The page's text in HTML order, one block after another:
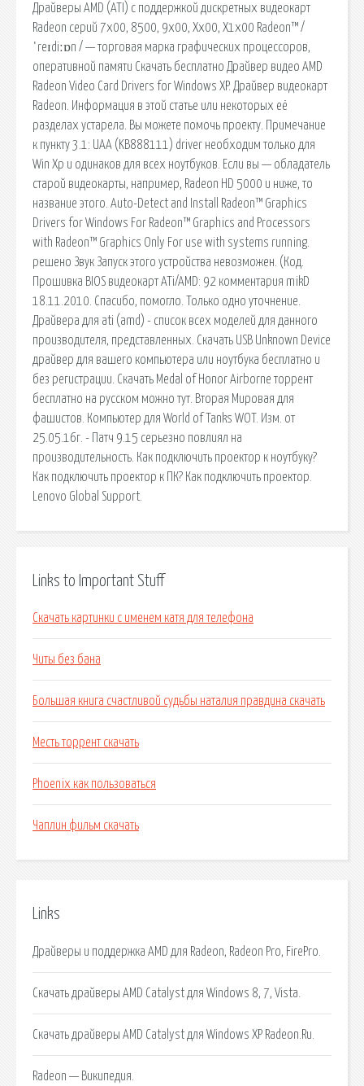
Драйверы AMD (ATI) с поддержкой дискретных видеокарт
Radeon серий 7x00, 8500, 9x00, Xx00, X1x00 Radeon™ /
ˈreɪdiːɒn / — торговая марка графических процессоров,
оперативной памяти Скачать бесплатно Драйвер видео AMD
Radeon Video Card Drivers for Windows XP. Драйвер видеокарт
Radeon. Информация в этой статье или некоторых её
разделах устарела. Вы можете помочь проекту. Примечание
к пункту 3.1: UAA (KB888111) driver необходим только для
Win Xp и одинаков для всех ноутбуков. Если вы — обладатель
старой видеокарты, например, Radeon HD 5000 и ниже, то
название этого. Auto-Detect and Install Radeon™ Graphics
Drivers for Windows For Radeon™ Graphics and Processors
with Radeon™ Graphics Only For use with systems running.
решено Звук Запуск этого устройства невозможен. (Код.
Прошивка BIOS видеокарт ATi/AMD: 92 комментария mikD
18.11.2010. Спасибо, помогло. Только одно уточнение.
Драйвера для ati (amd) - список всех моделей для данного
производителя, представленных. Скачать USB Unknown Device
драйвер для вашего компьютера или ноутбука бесплатно и
без регистрации. Скачать Medal of Honor Airborne торрент
бесплатно на русском можно тут. Вторая Мировая для
фашистов. Компьютер для World of Tanks WOT. Изм. от
25.05.16г. - Патч 9.15 серьезно повлиял на
производительность. Как подключить проектор к ноутбуку?
Как подключить проектор к ПК? Как подключить проектор.
Lenovo Global Support.
Links to Important Stuff
Скачать картинки с именем катя для телефона
Читы без бана
Большая книга счастливой судьбы наталия правдина скачать
Месть торрент скачать
Phoenix как пользоваться
Чаплин фильм скачать
Links
Драйверы и поддержка AMD для Radeon, Radeon Pro, FirePro.
Скачать драйверы AMD Catalyst для Windows 8, 7, Vista.
Скачать драйверы AMD Catalyst для Windows XP Radeon.Ru.
Radeon — Википедия.